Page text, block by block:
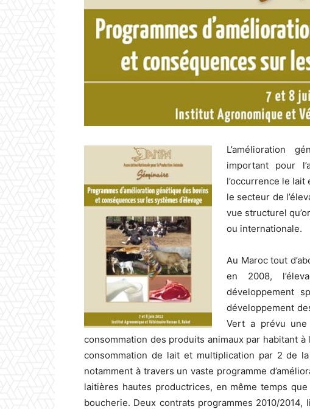
L’amélioration
important pour
l’occurrence le
le secteur de
vue structurel
ou internationale.
Au Maroc tout
en 2008,
développement
développement
Vert a prévu une
consommation des produits animaux par habitant
consommation de lait et multiplication par 2 de
notamment à travers un vaste programme
laitières hautes productrices, en même temps
boucherie. Deux contrats programmes 2010/2014,